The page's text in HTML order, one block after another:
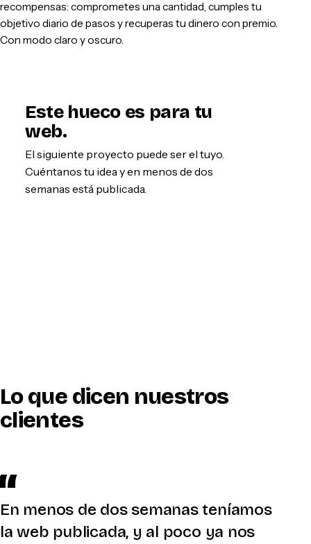
recompensas: comprometes una cantidad, cumples tu
objetivo diario de pasos y recuperas tu dinero con premio.
Con modo claro y oscuro.
Este hueco es para tu
web.
El siguiente proyecto puede ser el tuyo.
Cuéntanos tu idea y en menos de dos
semanas está publicada.
Lo que dicen nuestros
clientes
En menos de dos semanas teníamos
la web publicada, y al poco ya nos